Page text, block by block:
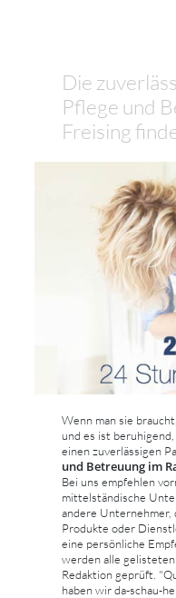
Die
Pflege und
Freising
Wenn man sie
und es ist
einen zuverlässigen
und Betreuung im
Bei uns empfehlen
mittelständische
andere Unternehmer,
Produkte oder
eine persönliche
werden alle
Redaktion geprüft.
haben wir da-schau-